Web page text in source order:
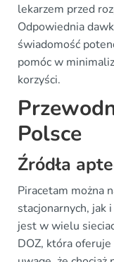
lekarzem przed
Odpowiednia
świadomość
pomóc w
korzyści.
Polsce
Źródła
Piracetam można
stacjonarnych,
jest w wielu
DOZ, która